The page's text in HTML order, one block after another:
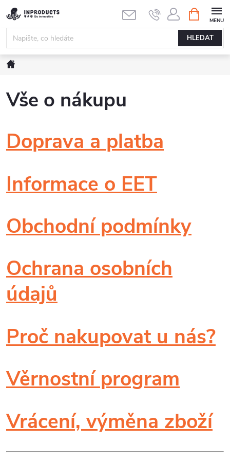
Přejít
na
obsah
HLEDAT
NÁKUPNÍ
KOŠÍK
Vše o nákupu
Doprava a platba
Informace o EET
Obchodní podmínky
Ochrana osobních
údajů
Proč nakupovat u nás?
Věrnostní program
Vrácení, výměna zboží